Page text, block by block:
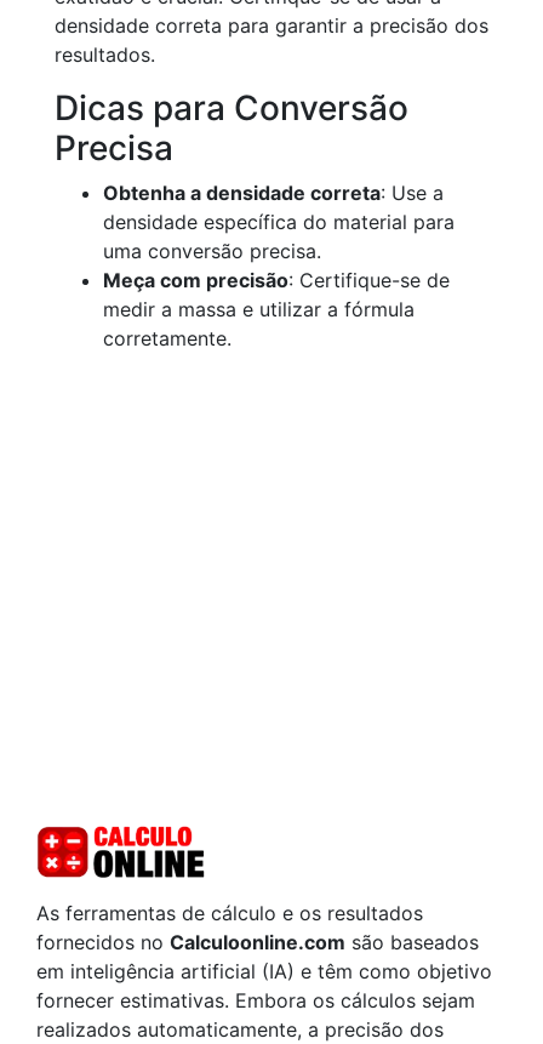
densidade correta para garantir a precisão dos
resultados.
Dicas para Conversão
Precisa
Obtenha a densidade correta: Use a
densidade específica do material para
uma conversão precisa.
Meça com precisão: Certifique-se de
medir a massa e utilizar a fórmula
corretamente.
As ferramentas de cálculo e os resultados
fornecidos no Calculoonline.com são baseados
em inteligência artificial (IA) e têm como objetivo
fornecer estimativas. Embora os cálculos sejam
realizados automaticamente, a precisão dos